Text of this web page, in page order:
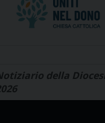
della